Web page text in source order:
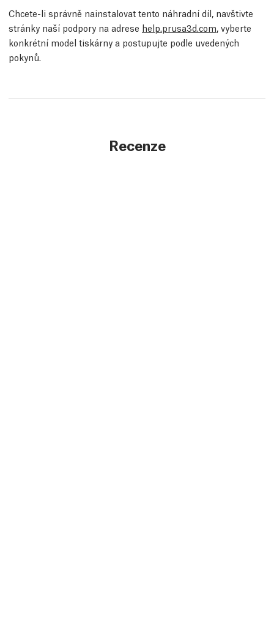
Chcete-li správně nainstalovat tento náhradní díl, navštivte
stránky naší podpory na adrese help.prusa3d.com, vyberte
konkrétní model tiskárny a postupujte podle uvedených
pokynů.
Recenze